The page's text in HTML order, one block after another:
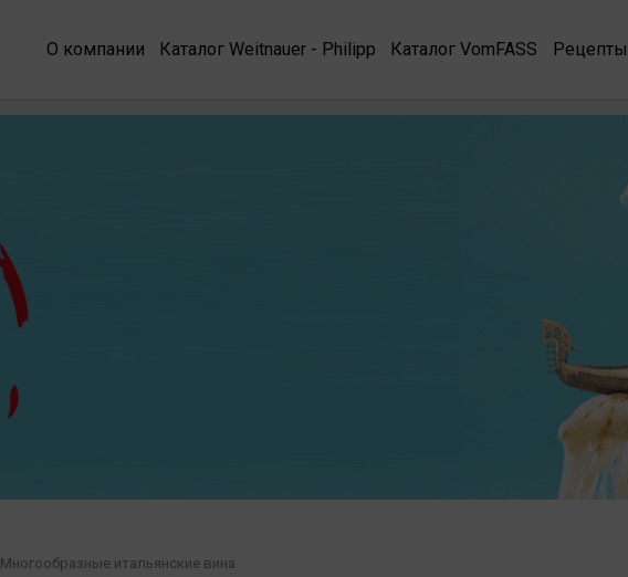
О компании Каталог Weitnauer - Philipp Каталог VomFASS Рецепты
Многообразные итальянские вина